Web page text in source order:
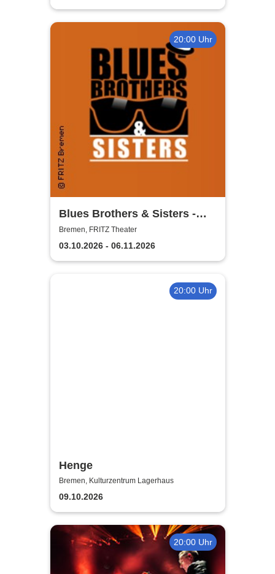
20:00 Uhr
Blues Brothers & Sisters -
Das Soul & Blues Konzert
Bremen, FRITZ Theater
03.10.2026 - 06.11.2026
20:00 Uhr
Henge
Bremen, Kulturzentrum Lagerhaus
09.10.2026
20:00 Uhr